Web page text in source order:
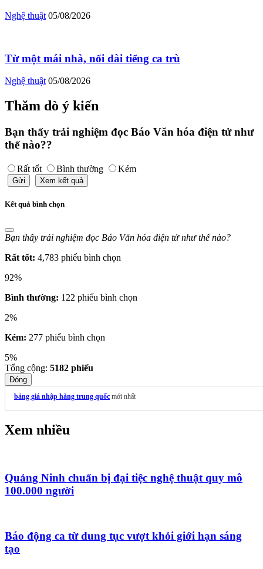
Nghệ thuật 05/08/2026
Từ một mái nhà, nối dài tiếng ca trù
Nghệ thuật 05/08/2026
Thăm dò ý kiến
Bạn thấy trải nghiệm đọc Báo Văn hóa điện tử như
thế nào??
Rất tốt Bình thường Kém
Gửi Xem kết quả
Kết quả bình chọn
Bạn thấy trải nghiệm đọc Báo Văn hóa điện tử như thế nào?
Rất tốt: 4,783 phiếu bình chọn
92%
Bình thường: 122 phiếu bình chọn
2%
Kém: 277 phiếu bình chọn
5%
Tổng cộng: 5182 phiếu
Đóng
bảng giá nhập hàng trung quốc mới nhất
Xem nhiều
Quảng Ninh chuẩn bị đại tiệc nghệ thuật quy mô
100.000 người
Báo động ca từ dung tục vượt khỏi giới hạn sáng
tạo